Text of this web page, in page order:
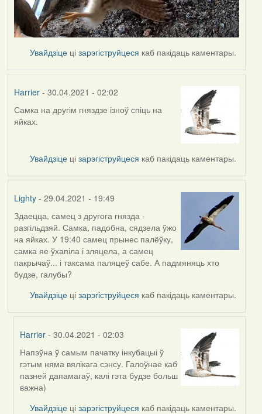
Увайдзіце цізарэгіструйцеся каб пакідаць каментары.
Harrier- 30.04.2021 - 02:02
Самка на другім гняздзе ізноў спіць на
яйках.
Увайдзіце цізарэгіструйцеся каб пакідаць каментары.
Lighty- 29.04.2021 - 19:49
Здаецца, самец з другога гнязда -
разгільдзяй. Самка, падобна, сядзела ўжо
на яйках. У 19:40 самец прынес палёўку,
самка яе ўхапіла і зляцела, а самец
пакрычаў... і таксама паляцеў сабе. А падмяняць хто
будзе, галубы?
Увайдзіце цізарэгіструйцеся каб пакідаць каментары.
Harrier - 30.04.2021 - 02:03
In
reply
to
by
Lighty
Напэўна ў самым пачатку інкубацыі ў
гэтым няма вялікага сэнсу. Галоўнае каб
пазней дапамагаў, калі гэта будзе больш
важна)
Увайдзіце цізарэгіструйцеся каб пакідаць каментары.